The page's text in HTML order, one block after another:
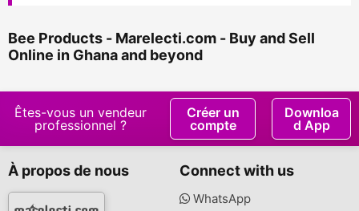
Bee Products - Marelecti.com - Buy and Sell
Online in Ghana and beyond
Êtes-vous un vendeur
professionnel ?
Créer un
compte
Downloa
d App
À propos de nous Connect with us
WhatsApp